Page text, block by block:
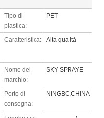
Tipo di
plastica:
PET
Caratteristica: Alta qualità
Nome del
marchio:
SKY SPRAYE
Porto di
consegna:
NINGBO,CHINA